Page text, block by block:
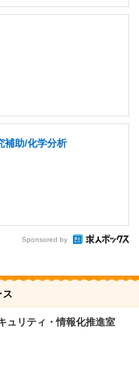
補助/化学分析
Sponsored by
ュリティ・情報化推進室